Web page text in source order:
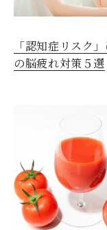
「認知症リスク
の脳疲れ対策５選